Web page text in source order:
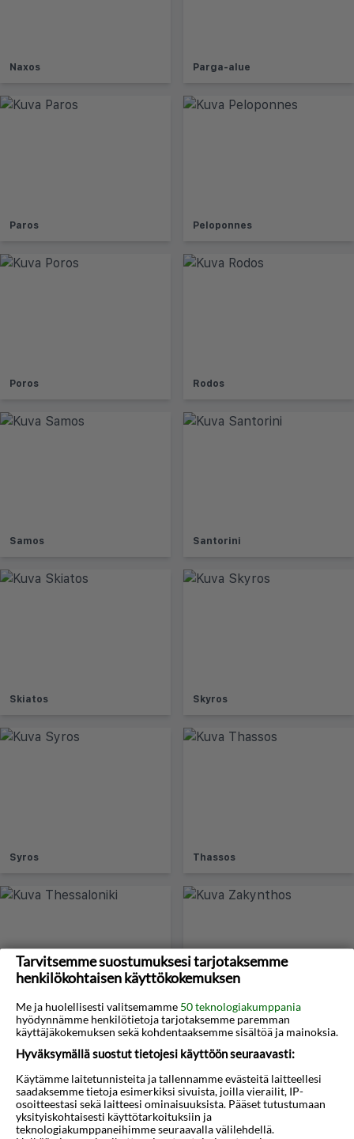
Naxos Parga-alue
Paros Peloponnes
Poros Rodos
Samos Santorini
Skiatos Skyros
Syros Thassos
Thessaloniki Zakynthos
Usein kysytyt kysymykset
MAANTIEDE JA ILMASTO
Tarvitsemme suostumuksesi tarjotaksemme
henkilökohtaisen käyttökokemuksen
Me ja huolellisesti valitsemamme 50 teknologiakumppania
hyödynnämme henkilötietoja tarjotaksemme paremman
käyttäjäkokemuksen sekä kohdentaaksemme sisältöä ja mainoksia.
Hyväksymällä suostut tietojesi käyttöön seuraavasti:
Käytämme laitetunnisteita ja tallennamme evästeitä laitteellesi
saadaksemme tietoja esimerkiksi sivuista, joilla vierailit, IP-
osoitteestasi sekä laitteesi ominaisuuksista. Pääset tutustumaan
yksityiskohtaisesti käyttötarkoituksiin ja
teknologiakumppaneihimme seuraavalla välilehdellä.